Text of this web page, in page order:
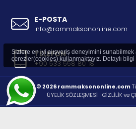
E-POSTA
info@rammaksononline.com
TELEFON
+90 533 558 80 18
© 2026 rammaksononline.com
ÜYELİK SÖZLEŞMESİ | GİZLİLİK ve
Sizlere en iyi alışveriş deneyimini sunabilmek
çerezler(cookies) kullanmaktayız. Detaylı